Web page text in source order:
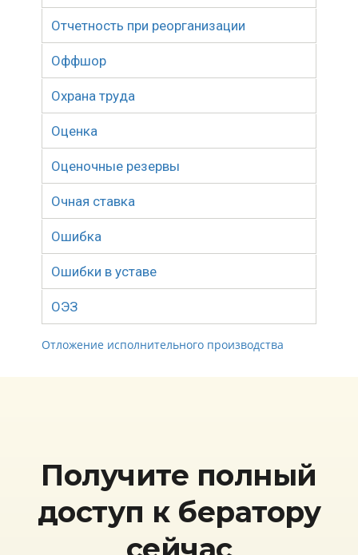
Отчетность при реорганизации
Оффшор
Охрана труда
Оценка
Оценочные резервы
Очная ставка
Ошибка
Ошибки в уставе
ОЭЗ
Отложение исполнительного производства
Получите полный
доступ к бератору